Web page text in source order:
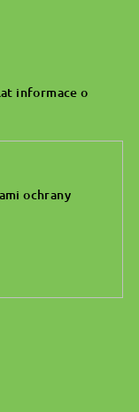
informace o
ochrany